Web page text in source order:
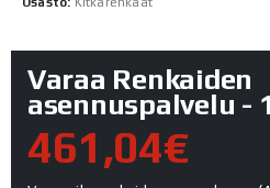
Osasto: Kitkarenkaat
Varaa Renkaiden
asennuspalvelu -
461,04€